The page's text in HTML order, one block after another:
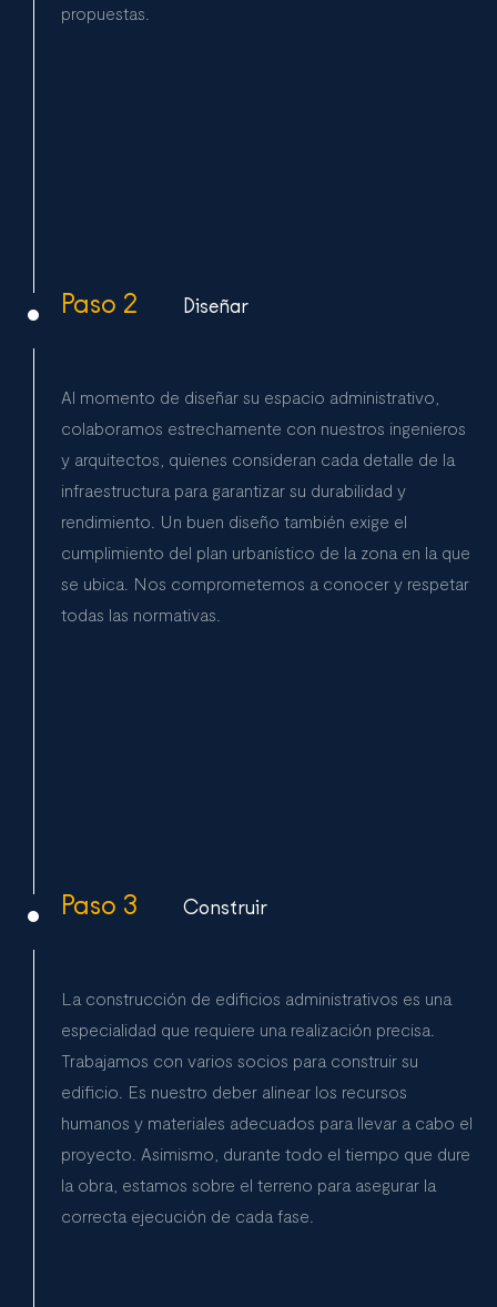
propuestas.
Paso 2 Diseñar
Al momento de diseñar su espacio administrativo,
colaboramos estrechamente con nuestros ingenieros
y arquitectos, quienes consideran cada detalle de la
infraestructura para garantizar su durabilidad y
rendimiento. Un buen diseño también exige el
cumplimiento del plan urbanístico de la zona en la que
se ubica. Nos comprometemos a conocer y respetar
todas las normativas.
Paso 3 Construir
La construcción de edificios administrativos es una
especialidad que requiere una realización precisa.
Trabajamos con varios socios para construir su
edificio. Es nuestro deber alinear los recursos
humanos y materiales adecuados para llevar a cabo el
proyecto. Asimismo, durante todo el tiempo que dure
la obra, estamos sobre el terreno para asegurar la
correcta ejecución de cada fase.